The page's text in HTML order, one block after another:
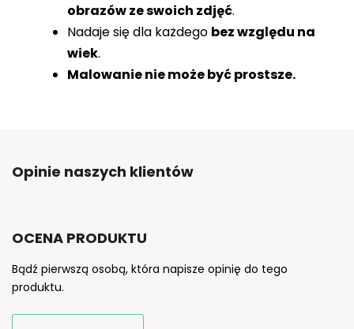
obrazów ze swoich zdjęć.
Nadaje się dla każdego bez względu na
wiek.
Malowanie nie może być prostsze.
Opinie naszych klientów
OCENA PRODUKTU
Bądź pierwszą osobą, która napisze opinię do tego
produktu.